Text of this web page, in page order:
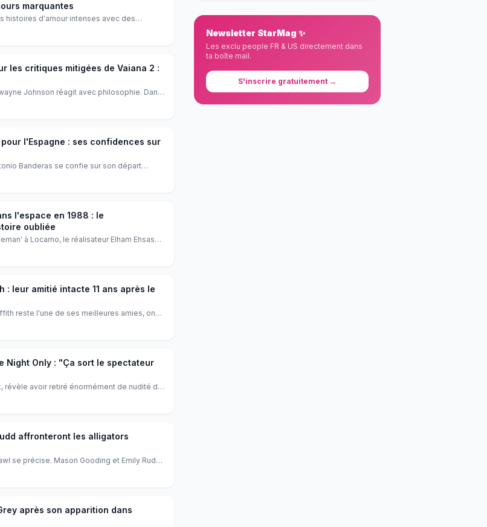
marquantes
histoires d'amour intenses avec des
à Vanessa Paradis, retour sur les
entre passion, drame et transmission.
les critiques mitigées de Vaiana 2 :
Johnson réagit avec philosophie. Dans
partagés et rappelle que l'essentiel est
l'Espagne : ses confidences sur
Banderas se confie sur son départ
évoque avec émotion ses années
ne l'a jamais quitté.
l'espace en 1988 : le
oubliée
à Locarno, le réalisateur Elham Ehsas
: l'envoi d'un cosmonaute dans l'espace en
familiale surprenante et une fierté
: leur amitié intacte 11 ans après le
reste l'une de ses meilleures amies, onze
qui prouve que l'amour peut se
Night Only : "Ça sort le spectateur
révèle avoir retiré énormément de nudité de
dérangent le public et le sortent de
affronteront les alligators
se précise. Mason Gooding et Emily Rudd,
ont été choisis pour affronter les alligators
qui promet un survival terrifiant.
après son apparition dans
Newsletter StarMag ✨
Les exclu people FR & US directement dans
ta boîte mail.
S'inscrire gratuitement →